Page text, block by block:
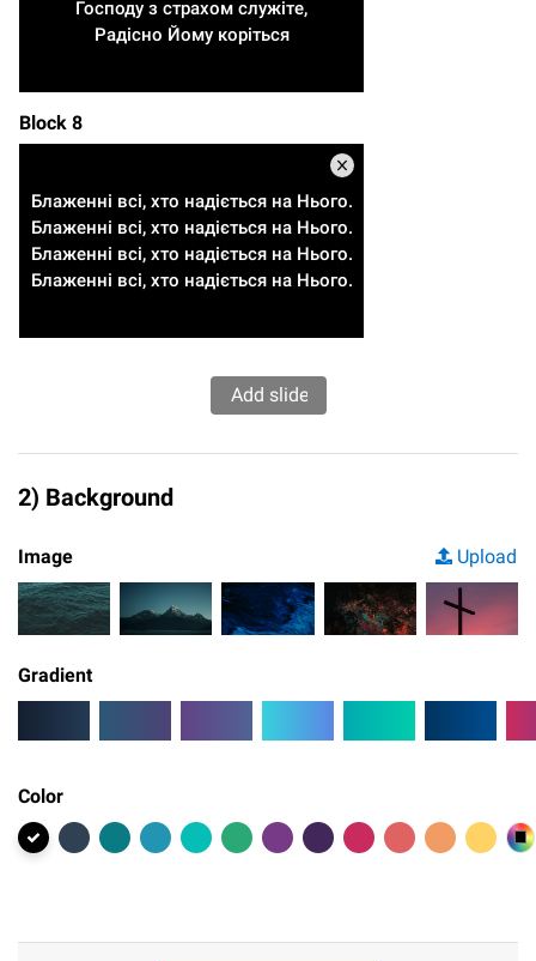
Господу з страхом служіте,
Радісно Йому коріться
Block 8
Блаженні всі, хто надіється на Нього.
Блаженні всі, хто надіється на Нього.
Блаженні всі, хто надіється на Нього.
Блаженні всі, хто надіється на Нього.
2) Background
Image Upload
Gradient
Color